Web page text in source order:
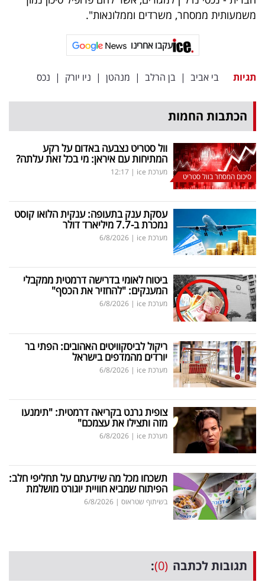
משמעותית ממסחר, משרדים וממלונאות".
עקבו אחרינו
תגיות בי אביב | בן הרלב | מנהטן | ניו יורק | נכס
הכתבות החמות
סיכום המסחר בוול סטריט
וול סטריט נצבעה באדום על רקע
המתיחות עם איראן: מי בכל זאת עלתה?
מערכת ice |
12:17
עסקת ענק בתעופה: ענקית הלואו קוסט
נמכרת ב-7.7 מיליארד דולר
מערכת ice |
6/8/2026
ביטוח לאומי בדרישה דרמטית ממקבלי
המענקים: "להחזיר את הכסף"
מערכת ice |
6/8/2026
ריקול לביסקוויטים האהובים: הפתי בר
יורדים מהמדפים בישראל
מערכת ice |
6/8/2026
צופית גרנט בקריאה דרמטית: "תימנעו
מזה ותצילו את עצמכם"
מערכת ice |
6/8/2026
תשכחו מכל מה שידעתם על תחליפי חלב:
הפיתוח שמביא חוויית יוגורט מושלמת
בשיתוף שטראוס |
6/8/2026
תגובות לכתבה (0)
: